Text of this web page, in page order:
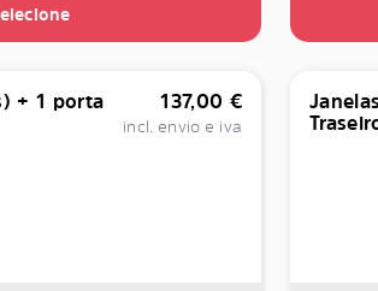
+ 1 porta
137,00 €
incl. envio e iva